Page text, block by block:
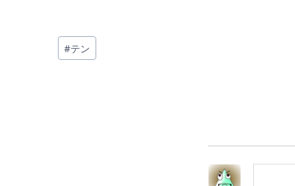
投
稿
#テン